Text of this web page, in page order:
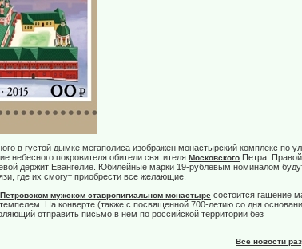
в густой дымке мегаполиса изображен монастырский комплекс по
небесного покровителя обители святителя Московского Петра. Правой
держит Евангелие. Юбилейные марки 19-рублевым номиналом
где их смогут приобрести все желающие.
мужском ставропигиальном монастыре состоится гашение
На конверте (также с посвященной 700-летию со дня
отправить письмо в нем по российской территории без
Все новости